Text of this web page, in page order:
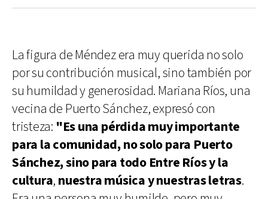
La figura de Méndez era muy querida no solo
por su contribución musical, sino también por
su humildad y generosidad. Mariana Ríos, una
vecina de Puerto Sánchez, expresó con
tristeza: "Es una pérdida muy importante
para la comunidad, no solo para Puerto
Sánchez, sino para todo Entre Ríos y la
cultura, nuestra música y nuestras letras.